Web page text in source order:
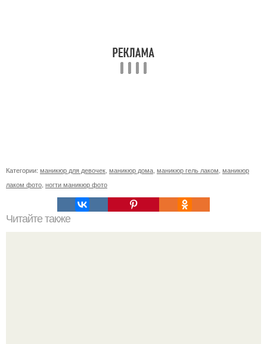
Категории: маникюр для девочек маникюр дома маникюр гель лаком маникюр
лаком фото ногти маникюр фото
Читайте также